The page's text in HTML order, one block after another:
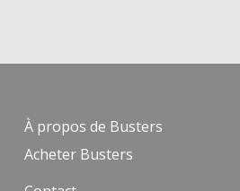
À propos de Busters
Acheter Busters